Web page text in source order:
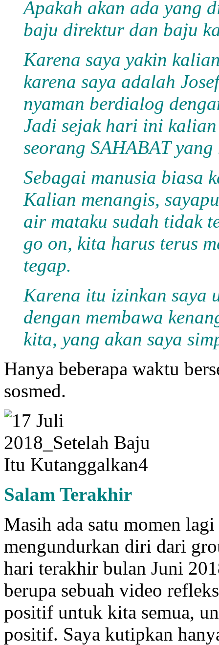
Apakah akan ada yang
baju direktur dan baju
Karena saya yakin
karena saya adalah
nyaman berdialog
Jadi sejak hari ini
seorang SAHABAT
Sebagai manusia biasa
Kalian menangis,
air mataku sudah tidak
go on, kita harus terus
tegap.
Karena itu izinkan saya
dengan membawa
kita, yang akan saya
Hanya beberapa waktu
sosmed.
Salam Terakhir
Masih ada satu momen
mengundurkan diri dari
hari terakhir bulan Juni
berupa sebuah video
positif untuk kita semua,
positif. Saya kutipkan